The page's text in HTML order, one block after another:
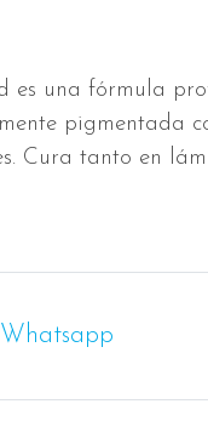
es una fórmula
pigmentada
Cura tanto en